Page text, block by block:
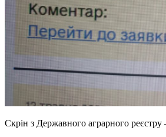
Скрін з Державного аграрного